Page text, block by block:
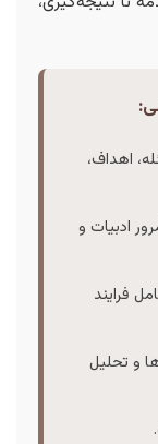
اهداف،
ادبیات و
فرایند
و تحلیل